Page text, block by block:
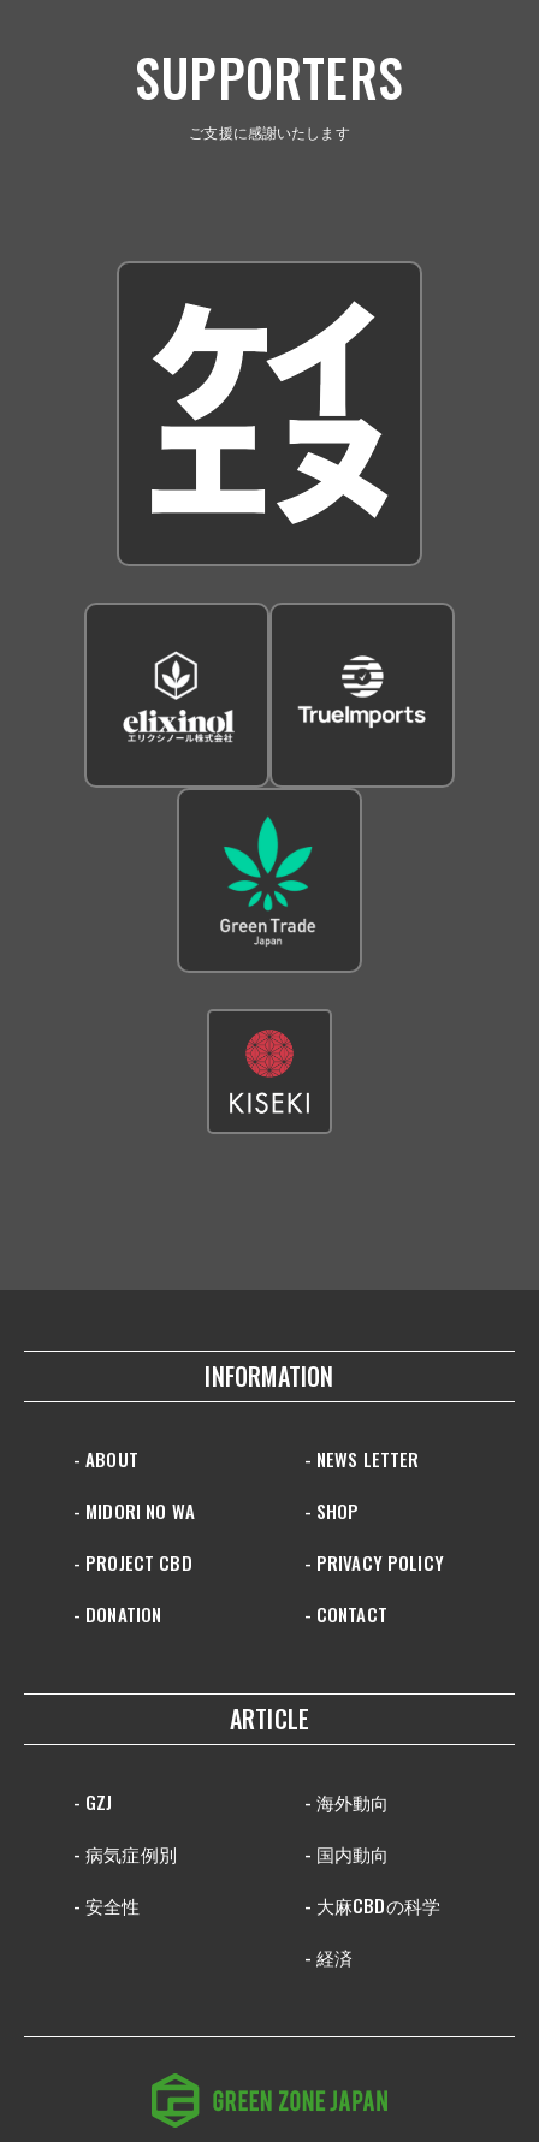
SUPPORTERS
ご支援に感謝いたします
INFORMATION
- ABOUT
- MIDORI NO WA
- PROJECT CBD
- DONATION
- NEWS LETTER
- SHOP
- PRIVACY POLICY
- CONTACT
ARTICLE
- GZJ
- 病気症例別
- 安全性
- 海外動向
- 国内動向
- 大麻CBDの科学
- 経済